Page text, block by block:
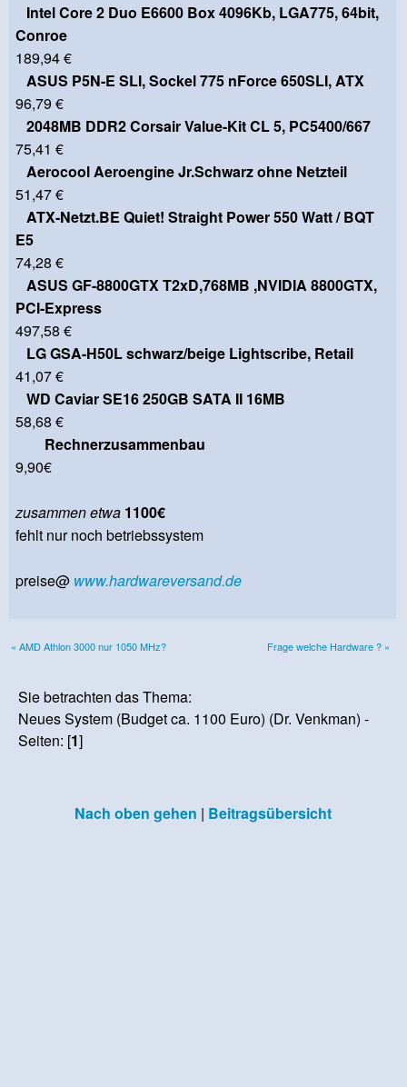
Intel Core 2 Duo E6600 Box 4096Kb, LGA775, 64bit,
Conroe
189,94 €
ASUS P5N-E SLI, Sockel 775 nForce 650SLI, ATX
96,79 €
2048MB DDR2 Corsair Value-Kit CL 5, PC5400/667
75,41 €
Aerocool Aeroengine Jr.Schwarz ohne Netzteil
51,47 €
ATX-Netzt.BE Quiet! Straight Power 550 Watt / BQT
E5
74,28 €
ASUS GF-8800GTX T2xD,768MB ,NVIDIA 8800GTX,
PCI-Express
497,58 €
LG GSA-H50L schwarz/beige Lightscribe, Retail
41,07 €
WD Caviar SE16 250GB SATA II 16MB
58,68 €
Rechnerzusammenbau
9,90€
zusammen etwa 1100€
fehlt nur noch betriebssystem
preise@ www.hardwareversand.de
« AMD Athlon 3000 nur 1050 MHz? Frage welche Hardware ? »
Sie betrachten das Thema:
Neues System (Budget ca. 1100 Euro) (Dr. Venkman) -
Seiten: [1]
Nach oben gehen | Beitragsübersicht